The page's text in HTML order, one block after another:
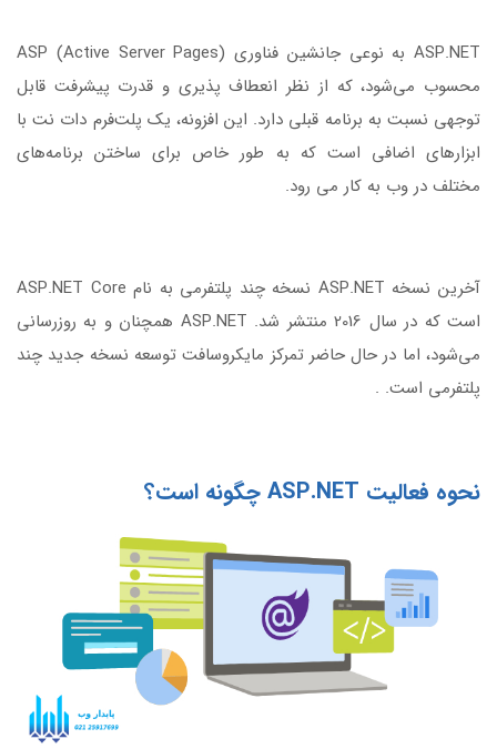
ASP.NET به نوعی جانشین فناوری ASP (Active Server Pages)
محسوب می‌شود، که از نظر انعطاف پذیری و قدرت پیشرفت قابل
توجهی نسبت به برنامه قبلی دارد. این افزونه، یک پلت‌فرم دات نت با
ابزارهای اضافی است که به طور خاص برای ساختن برنامه‌های
مختلف در وب به کار می رود.
آخرین نسخه ASP.NET نسخه چند پلتفرمی به نام ASP.NET Core
است که در سال 2016 منتشر شد. ASP.NET همچنان و به روزرسانی
می‌شود، اما در حال حاضر تمرکز مایکروسافت توسعه نسخه جدید چند
پلتفرمی است. .
نحوه فعالیت ASP.NET چگونه است؟